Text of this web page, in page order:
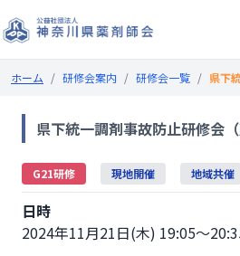
ホーム / 研修会案内 / 研修会一覧 / 県下
県下統一調剤事故防止研修会（
G21研修 現地開催 地域共催
日時
2024年11月21日(木) 19:05～